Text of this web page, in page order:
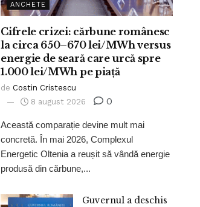
ANCHETE
Cifrele crizei: cărbune românesc
la circa 650–670 lei/MWh versus
energie de seară care urcă spre
1.000 lei/MWh pe piață
de Costin Cristescu
8 august 2026
0
Această comparație devine mult mai
concretă. În mai 2026, Complexul
Energetic Oltenia a reușit să vândă energie
produsă din cărbune,...
Guvernul a deschis